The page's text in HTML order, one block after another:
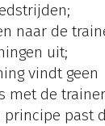
naar de
uit;
vindt geen
met de
principe past